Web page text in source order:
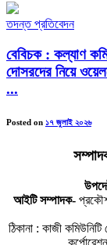
তদন্ত প্রতিবেদন
বেবিচক : কল্যাণ
দোসরদের নিয়ে
...
Posted on ১৭ জুলাই ২০২৬
আইটি সম্পাদক-
ঠিকানা : কাজী